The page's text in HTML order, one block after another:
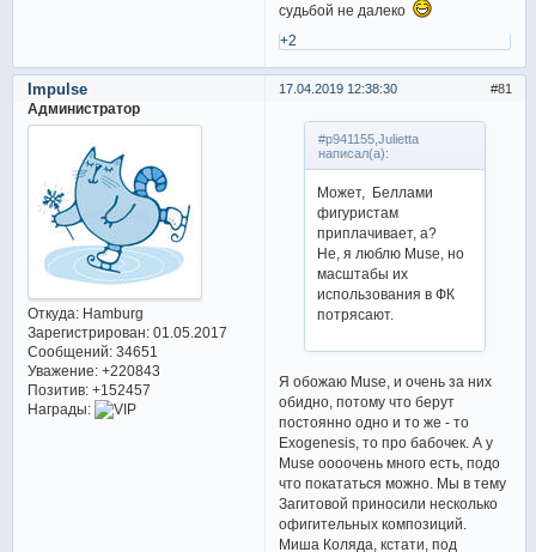
судьбой не далеко
+2
81
17.04.2019 12:38:30
Impulse
Администратор
Откуда:Hamburg
Зарегистрирован: 01.05.2017
Сообщений:34651
Уважение: +220843
Позитив: +152457
Награды:
#p941155,Julietta
написал(а):
Может, Беллами
фигуристам
приплачивает, а?
Не, я люблю Muse, но
масштабы их
использования в ФК
потрясают.
Я обожаю Muse, и очень за них
обидно, потому что берут
постоянно одно и то же - то
Exogenesis, то про бабочек. А у
Muse оооочень много есть, подо
что покататься можно. Мы в тему
Загитовой приносили несколько
офигительных композиций.
Миша Коляда, кстати, под